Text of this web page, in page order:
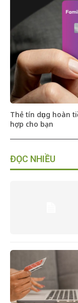
Thẻ tín dụng hoàn
hợp cho bạn
ĐỌC NHIỀU